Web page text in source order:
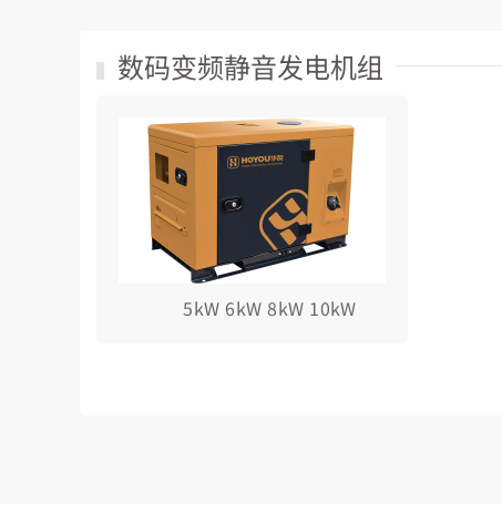
数码变频静音发电机组
5kW 6kW 8kW 10kW